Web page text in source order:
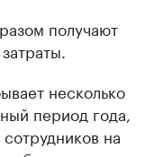
получают
несколько
период года,
на